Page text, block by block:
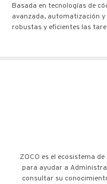
Basada en tecnologías de
avanzada, automatización
robustas y eficientes las
ZOCO es el ecosistema
para ayudar a
consultar su